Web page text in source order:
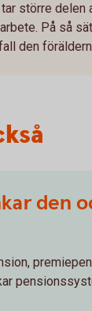
större delen
På så
den
den